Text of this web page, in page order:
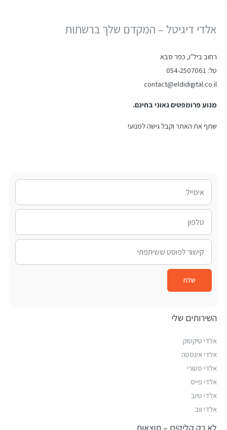
אלדי דיגיטל – המקדם שלך ברשתות
רחוב ביל"ו, כפר סבא
טל: 054-2507061
contact@eldidigital.co.il
מנוע פרומפטים גאוני בחינם.
שתף את האתר וקבל גישה למנוע!
שלח
השירותים שלי
אלדי טיקטוק
אלדי אינסטה
אלדי סטורי
אלדי פייס
אלדי טיוב
אלדי ווב
לא רק קליקים – תוצאות